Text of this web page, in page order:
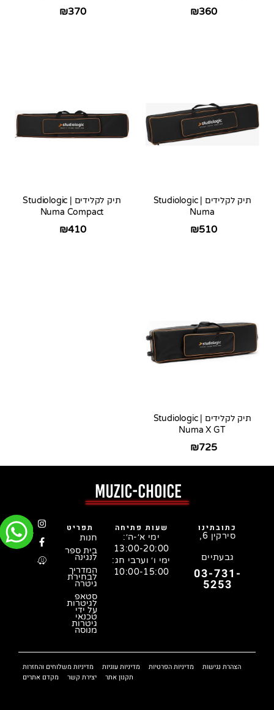
₪360
₪370
תיק לקלידים Studiologic |
Numa
₪510
תיק לקלידים Studiologic |
Numa Compact
₪410
תיק לקלידים Studiologic |
Numa X GT
₪725
כתובתינו
סירקין 6,
גבעתיים
03-731-
5253
שעות פתיחה
ימי א׳-ה׳:
13:00-20:00
ימי ו׳ וערבי חג:
10:00-15:00
תפריט
חנות
בית ספר
לנגינה
המדריך
לבחירת
גיטרה
סטאפ
לגיטרות
על ידי
טכנאי
גיטרות
מנוסה
הצהרת נגישות מדיניות הפרטיות מדיניות עוגיות
מדיניות משלוחים והחזרות
תקנון אתר
יצירת קשר מקדם אתרים